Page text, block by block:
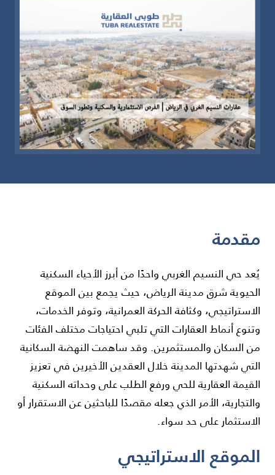
مقدمة
يُعد حي النسيم الغربي واحدًا من أبرز الأحياء السكنية
الحيوية شرق مدينة الرياض، حيث يجمع بين الموقع
الاستراتيجي، وكثافة الحركة العمرانية، وتوفر الخدمات،
وتنوع أنماط العقارات التي تلبي احتياجات مختلف الفئات
من السكان والمستثمرين. وقد ساهمت النهضة السكانية
التي شهدتها المدينة خلال العقدين الأخيرين في تعزيز
القيمة العقارية للحي ورفع الطلب على وحداته السكنية
والتجارية، الأمر الذي جعله مقصدًا للباحثين عن الاستقرار أو
الاستثمار على حد سواء.
الموقع الاستراتيجي